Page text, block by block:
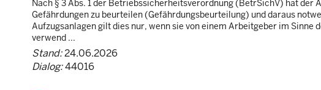
Nach § 3 Abs. 1 der Betriebssicherheitsverordnung (BetrSichV) hat
Gefährdungen zu beurteilen (Gefährdungsbeurteilung) und daraus
Aufzugsanlagen gilt dies nur, wenn sie von einem Arbeitgeber im
verwend ...
Stand:24.06.2026
Dialog:44016